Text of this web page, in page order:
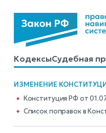
КодексыСудебная
Калькуляторы
ИЗМЕНЕНИЕ
Конституция РФ от
Cписок поправок в